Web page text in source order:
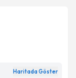
Haritada Göster